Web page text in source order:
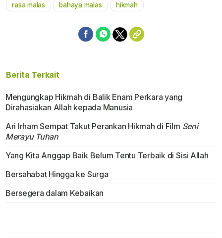
rasa malas bahaya malas hikmah
Berita Terkait
Mengungkap Hikmah di Balik Enam Perkara yang
Dirahasiakan Allah kepada Manusia
Ari Irham Sempat Takut Perankan Hikmah di Film Seni
Merayu Tuhan
Yang Kita Anggap Baik Belum Tentu Terbaik di Sisi Allah
Bersahabat Hingga ke Surga
Bersegera dalam Kebaikan